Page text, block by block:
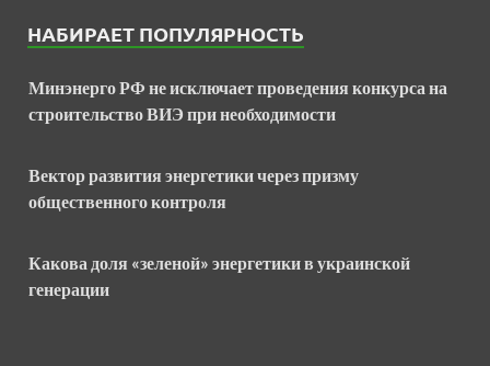
НАБИРАЕТ ПОПУЛЯРНОСТЬ
Минэнерго РФ не исключает проведения конкурса на
строительство ВИЭ при необходимости
Вектор развития энергетики через призму
общественного контроля
Какова доля «зеленой» энергетики в украинской
генерации